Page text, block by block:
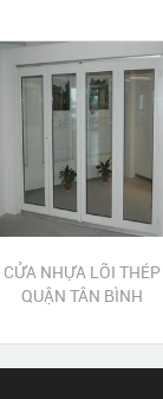
CỬA NHỰA LÕI THÉP
QUẬN TÂN BÌNH